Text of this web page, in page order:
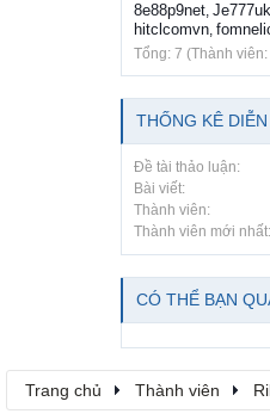
8e88p9net,
hitclcomvn,
Tổng: 7 (Thành
THỐNG KÊ
Đề tài thảo luận:
Bài viết:
Thành viên:
Thành viên mới nhất:
CÓ THỂ BẠN
Trang chủ Thành viên